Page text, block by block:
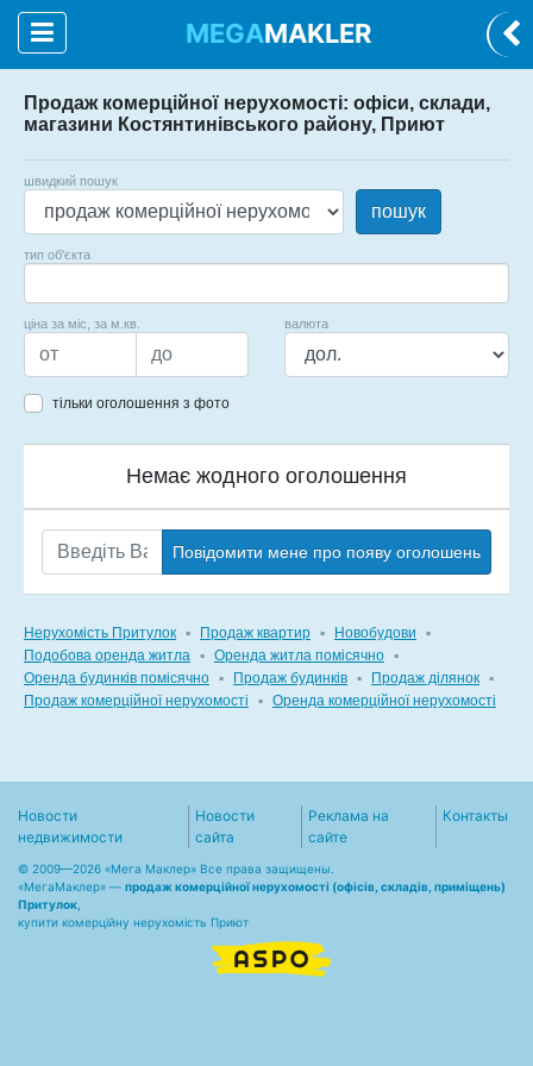
MEGAMAKLER
Продаж комерційної нерухомості: офіси, склади,
магазини Костянтинівського району, Приют
швидкий пошук
пошук
тип об'єкта
ціна за міс, за м.кв. валюта
тільки оголошення з фото
Немає жодного оголошення
Повідомити мене про появу оголошень
Нерухомість Притулок ▪ Продаж квартир ▪ Новобудови
▪
Подобова оренда житла ▪ Оренда житла помісячно ▪
Оренда будинків помісячно ▪ Продаж будинків ▪ Продаж ділянок ▪
Продаж комерційної нерухомості
▪ Оренда комерційної нерухомості
Новости
недвижимости
Новости
сайта
Реклама на
сайте
Контакты
© 2009—2026 «Мега Маклер» Все права защищены.
«МегаМаклер» — продаж комерційної нерухомості (офісів, складів, приміщень)
Притулок
купити комерційну нерухомість Приют